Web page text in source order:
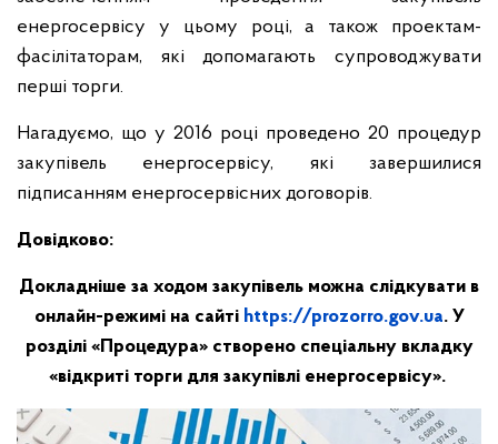
енергосервісу у цьому році, а також проектам-
фасілітаторам, які допомагають супроводжувати
перші торги.
Нагадуємо, що у 2016 році проведено 20 процедур
закупівель енергосервісу, які завершилися
підписанням енергосервісних договорів.
Довідково:
Докладніше за ходом закупівель можна слідкувати в
онлайн-режимі на сайті https://prozorro.gov.ua. У
розділі «Процедура» створено спеціальну вкладку
«відкриті торги для закупівлі енергосервісу».